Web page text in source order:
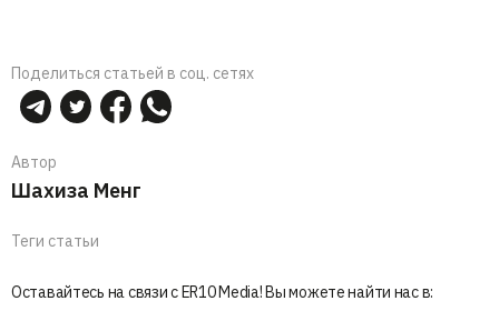
Поделиться статьей в соц. сетях
Автор
Шахиза Менг
Теги статьи
Оставайтесь на связи с ER10 Media! Вы можете найти нас в: